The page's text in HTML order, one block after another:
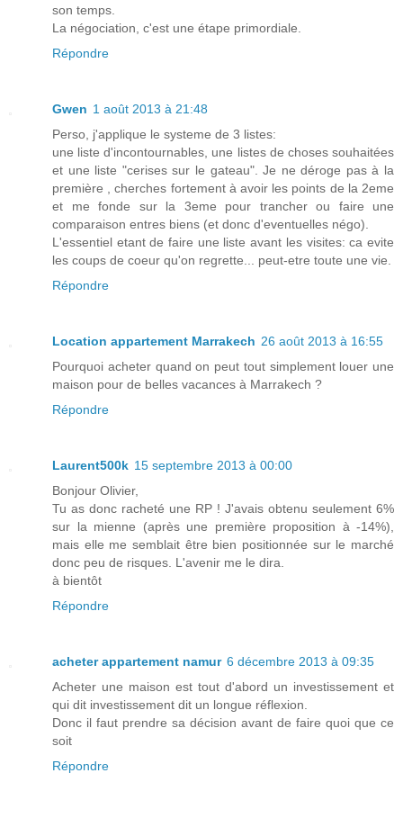
son temps.
La négociation, c'est une étape primordiale.
Répondre
Gwen 1 août 2013 à 21:48
Perso, j'applique le systeme de 3 listes:
une liste d'incontournables, une listes de choses souhaitées
et une liste "cerises sur le gateau". Je ne déroge pas à la
première , cherches fortement à avoir les points de la 2eme
et me fonde sur la 3eme pour trancher ou faire une
comparaison entres biens (et donc d'eventuelles négo).
L'essentiel etant de faire une liste avant les visites: ca evite
les coups de coeur qu'on regrette... peut-etre toute une vie.
Répondre
Location appartement Marrakech 26 août 2013 à 16:55
Pourquoi acheter quand on peut tout simplement louer une
maison pour de belles vacances à Marrakech ?
Répondre
Laurent500k 15 septembre 2013 à 00:00
Bonjour Olivier,
Tu as donc racheté une RP ! J'avais obtenu seulement 6%
sur la mienne (après une première proposition à -14%),
mais elle me semblait être bien positionnée sur le marché
donc peu de risques. L'avenir me le dira.
à bientôt
Répondre
acheter appartement namur 6 décembre 2013 à 09:35
Acheter une maison est tout d'abord un investissement et
qui dit investissement dit un longue réflexion.
Donc il faut prendre sa décision avant de faire quoi que ce
soit
Répondre